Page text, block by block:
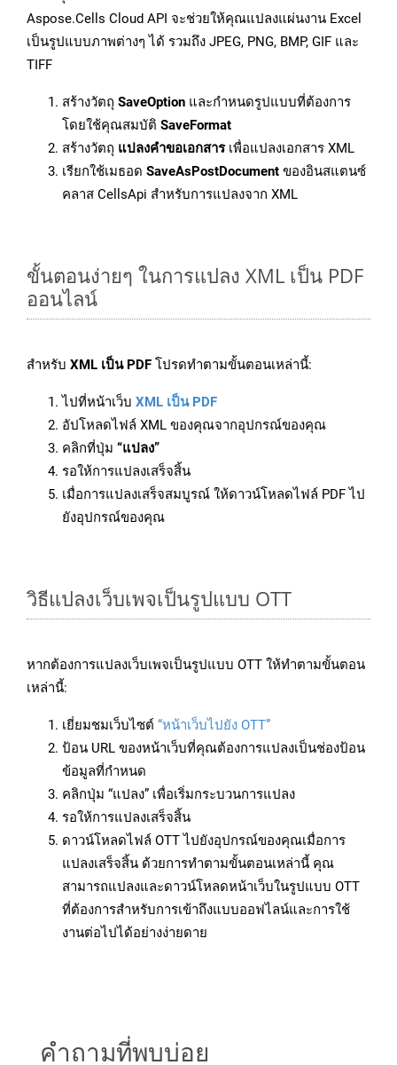
Aspose.Cells Cloud API จะช่วยให้คุณแปลงแผ่นงาน Excel
เป็นรูปแบบภาพต่างๆ ได้ รวมถึง JPEG, PNG, BMP, GIF และ
TIFF
สร้างวัตถุ SaveOption และกำหนดรูปแบบที่ต้องการ
โดยใช้คุณสมบัติ SaveFormat
สร้างวัตถุ แปลงคำขอเอกสารเพื่อแปลงเอกสาร XML
เรียกใช้เมธอด SaveAsPostDocument ของอินสแตนซ์
คลาส CellsApi สำหรับการแปลงจาก XML
ขั้นตอนง่ายๆ ในการแปลง XML เป็น PDF
ออนไลน์
สำหรับ XML เป็น PDF โปรดทำตามขั้นตอนเหล่านี้:
ไปที่หน้าเว็บ XML เป็น PDF
อัปโหลดไฟล์ XML ของคุณจากอุปกรณ์ของคุณ
คลิกที่ปุ่ม “แปลง”
รอให้การแปลงเสร็จสิ้น
เมื่อการแปลงเสร็จสมบูรณ์ ให้ดาวน์โหลดไฟล์ PDF ไป
ยังอุปกรณ์ของคุณ
วิธีแปลงเว็บเพจเป็นรูปแบบ OTT
หากต้องการแปลงเว็บเพจเป็นรูปแบบ OTT ให้ทำตามขั้นตอน
เหล่านี้:
เยี่ยมชมเว็บไซต์ “หน้าเว็บไปยัง OTT”
ป้อน URL ของหน้าเว็บที่คุณต้องการแปลงเป็นช่องป้อน
ข้อมูลที่กำหนด
คลิกปุ่ม “แปลง” เพื่อเริ่มกระบวนการแปลง
รอให้การแปลงเสร็จสิ้น
ดาวน์โหลดไฟล์ OTT ไปยังอุปกรณ์ของคุณเมื่อการ
แปลงเสร็จสิ้น ด้วยการทำตามขั้นตอนเหล่านี้ คุณ
สามารถแปลงและดาวน์โหลดหน้าเว็บในรูปแบบ OTT
ที่ต้องการสำหรับการเข้าถึงแบบออฟไลน์และการใช้
งานต่อไปได้อย่างง่ายดาย
คำถามที่พบบ่อย